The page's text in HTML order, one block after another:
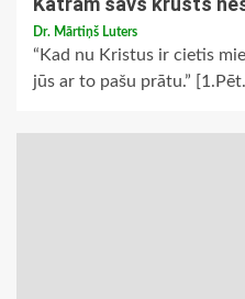
Dr. Mārtiņš Luters
“Kad nu Kristus ir cietis
jūs ar to pašu prātu.”